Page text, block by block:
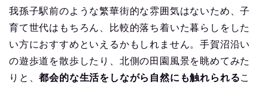
我孫子駅前のような繁華街的な雰囲気はないため、子
育て世代はもちろん、比較的落ち着いた暮らしをした
い方におすすめといえるかもしれません。手賀沼沿い
の遊歩道を散歩したり、北側の田園風景を眺めてみた
りと、都会的な生活をしながら自然にも触れられるこ